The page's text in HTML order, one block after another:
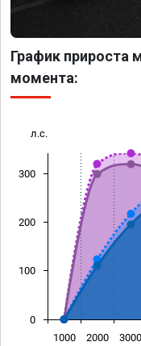
График прироста
момента:
л.с.
1000 2000 3000
0
100
200
300